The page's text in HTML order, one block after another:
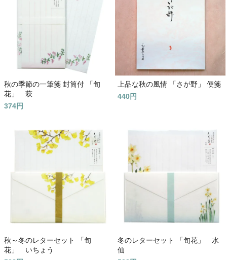
秋の季節の一筆箋 封筒付 「旬
花」 萩
374円
上品な秋の風情 「さが野」 便箋
440円
秋～冬のレターセット 「旬
花」 いちょう
冬のレターセット 「旬花」 水
仙